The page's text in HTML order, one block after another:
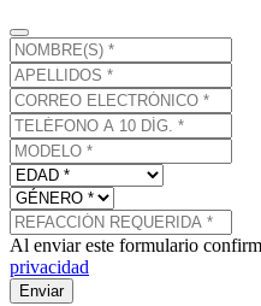
Al enviar este formulario
privacidad
Enviar